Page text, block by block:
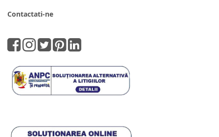
Contactati-ne